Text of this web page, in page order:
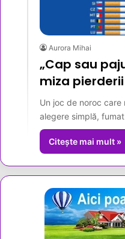
Aurora Mihai
„Cap sau
miza
Un joc de noroc
alegere simplă,
Citește mai mult »